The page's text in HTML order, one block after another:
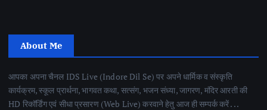
About Me
आपका अपना चैनल IDS Live (Indore Dil Se) पर अपने धार्मिक व संस्कृति
कार्यक्रम, स्कूल प्रार्थना, भागवत कथा, सत्संग, भजन संध्या, जागरण, मंदिर आरती की
HD रिकॉर्डिंग एवं सीधा प्रसारण (Web Live) करवाने हेतु आज ही सम्पर्क करें . . .